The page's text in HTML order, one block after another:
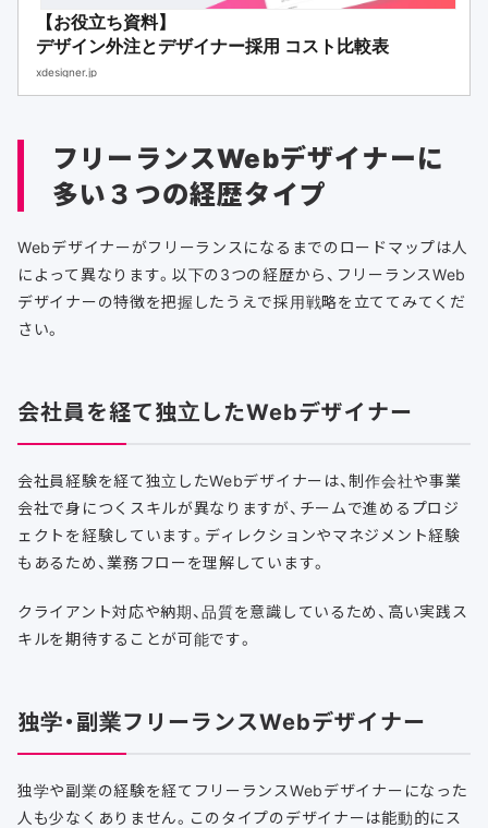
【お役立ち資料】
デザイン外注とデザイナー採用 コスト比較表
xdesigner.jp
フリーランスWebデザイナーに
多い３つの経歴タイプ
Webデザイナーがフリーランスになるまでのロードマップは人
によって異なります。以下の3つの経歴から、フリーランスWeb
デザイナーの特徴を把握したうえで採用戦略を立ててみてくだ
さい。
会社員を経て独立したWebデザイナー
会社員経験を経て独立したWebデザイナーは、制作会社や事業
会社で身につくスキルが異なりますが、チームで進めるプロジ
ェクトを経験しています。ディレクションやマネジメント経験
もあるため、業務フローを理解しています。
クライアント対応や納期、品質を意識しているため、高い実践ス
キルを期待することが可能です。
独学・副業フリーランスWebデザイナー
独学や副業の経験を経てフリーランスWebデザイナーになった
人も少なくありません。このタイプのデザイナーは能動的にス